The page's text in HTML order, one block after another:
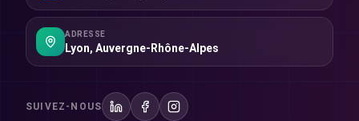
ADRESSE
Lyon, Auvergne-Rhône-Alpes
SUIVEZ-NOUS